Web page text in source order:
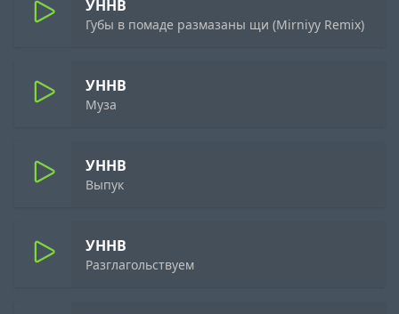
УННВ
Губы в помаде размазаны щи (Mirniyy Remix)
УННВ
Муза
УННВ
Выпук
УННВ
Разглагольствуем